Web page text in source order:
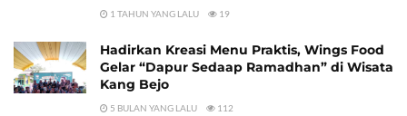
1 TAHUN YANG LALU 19
Hadirkan Kreasi Menu Praktis, Wings Food
Gelar “Dapur Sedaap Ramadhan” di Wisata
Kang Bejo
5 BULAN YANG LALU 112